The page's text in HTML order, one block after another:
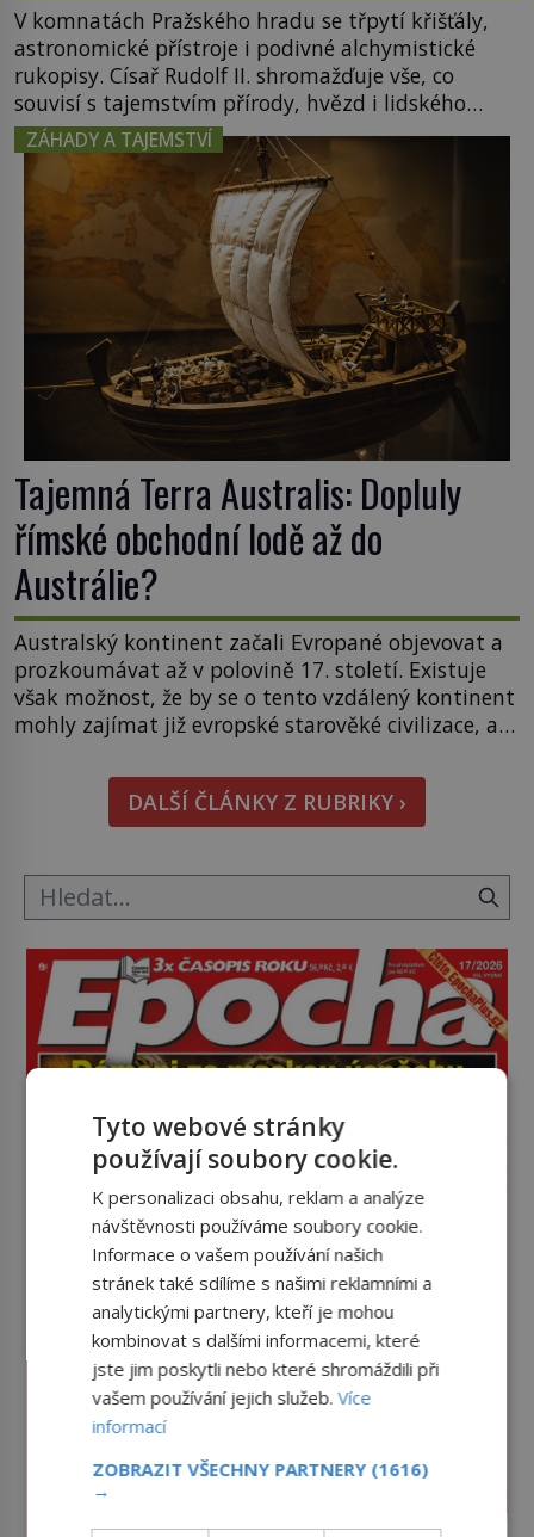
V komnatách Pražského hradu se třpytí křišťály,
astronomické přístroje i podivné alchymistické
rukopisy. Císař Rudolf II. shromažďuje vše, co
souvisí s tajemstvím přírody, hvězd i lidského
poznání. Jenže po jeho smrti se jeho slavné sbírky
začínají rozpadat a část z nich mizí navždy. Kdo
odnesl nejvzácnější knihy? A existují ještě někde
zapomenuté rukopisy, které nikdo […]
ZÁHADY A TAJEMSTVÍ
Tajemná Terra Australis: Dopluly
římské obchodní lodě až do
Austrálie?
Australský kontinent začali Evropané objevovat a
prozkoumávat až v polovině 17. století. Existuje
však možnost, že by se o tento vzdálený kontinent
mohly zajímat již evropské starověké civilizace, a
zakreslovali do map záhadný kontinent Terra
Australis – Jižní zemi. Proč? Do jisté míry to byl
smysl pro […]
DALŠÍ ČLÁNKY Z RUBRIKY ›
Tyto webové stránky
používají soubory cookie.
K personalizaci obsahu, reklam a analýze
návštěvnosti používáme soubory cookie.
Informace o vašem používání našich
stránek také sdílíme s našimi reklamními a
analytickými partnery, kteří je mohou
kombinovat s dalšími informacemi, které
jste jim poskytli nebo které shromáždili při
vašem používání jejich služeb.Více
informací
ZOBRAZIT VŠECHNY PARTNERY (1616)
→